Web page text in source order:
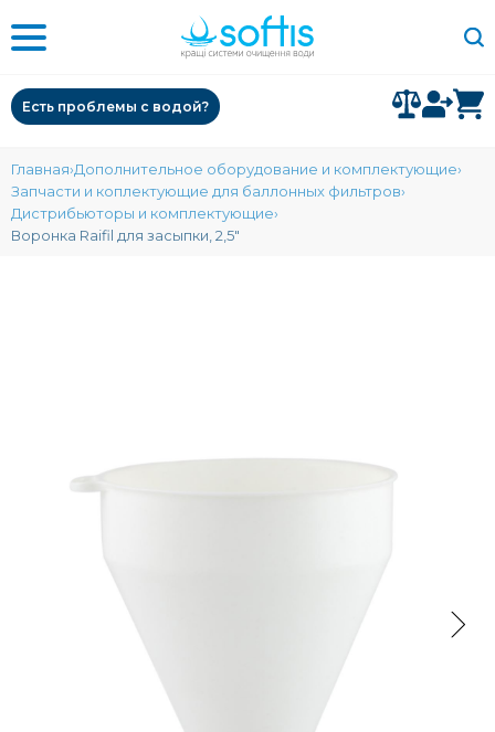
Есть проблемы с водой?
Главная Дополнительное оборудование и комплектующие
Запчасти и коплектующие для баллонных фильтров
Дистрибьюторы и комплектующие
Воронка Raifil для засыпки, 2,5″